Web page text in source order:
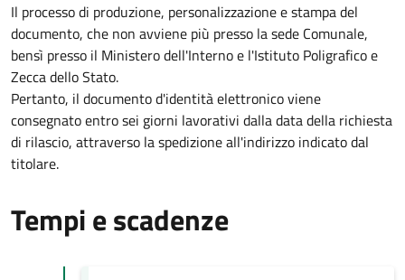
Il processo di produzione, personalizzazione e stampa del
documento, che non avviene più presso la sede Comunale,
bensì presso il Ministero dell'Interno e l'Istituto Poligrafico e
Zecca dello Stato.
Pertanto, il documento d'identità elettronico viene
consegnato entro sei giorni lavorativi dalla data della richiesta
di rilascio, attraverso la spedizione all'indirizzo indicato dal
titolare.
Tempi e scadenze